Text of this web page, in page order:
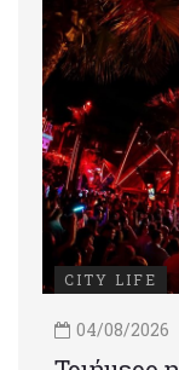
CITY LIFE
04/08/2026